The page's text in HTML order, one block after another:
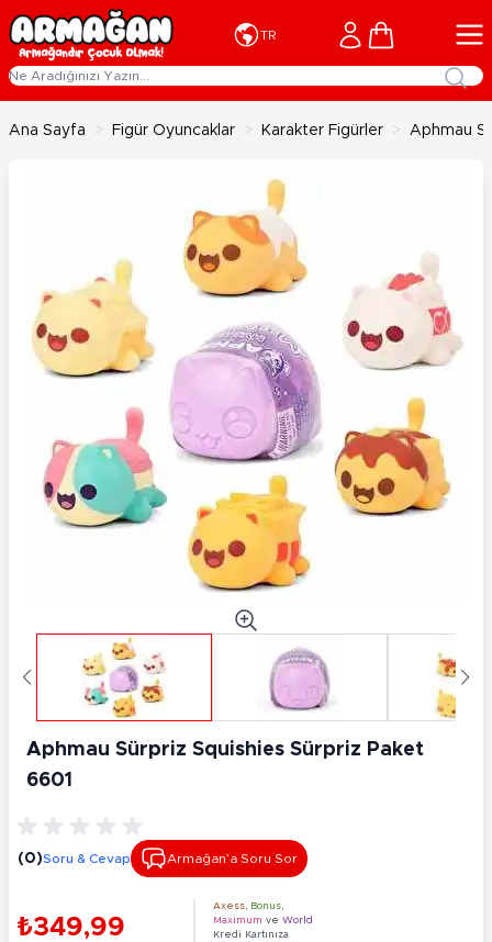
İçeriğe geç
TR Cart
Ana Sayfa > Figür Oyuncaklar > Karakter Figürler > Aphmau
Aphmau Sürpriz Squishies Sürpriz Paket
6601
(0)Soru & Cevap Armağan’a Soru Sor
₺349,99
Axess Bonus
Maximum ve World
Kredi Kartınıza